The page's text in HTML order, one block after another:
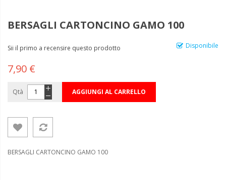
BERSAGLI CARTONCINO GAMO 100
Disponibile
Sii il primo a recensire questo prodotto
7,90 €
Qtà AGGIUNGI AL CARRELLO
BERSAGLI CARTONCINO GAMO 100